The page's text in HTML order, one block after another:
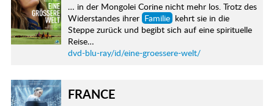
… in der Mongolei Corine nicht mehr los. Trotz des
Widerstandes ihrer Familie kehrt sie in die
Steppe zurück und begibt sich auf eine spirituelle
Reise…
dvd-blu-ray/id/eine-groessere-welt/
FRANCE